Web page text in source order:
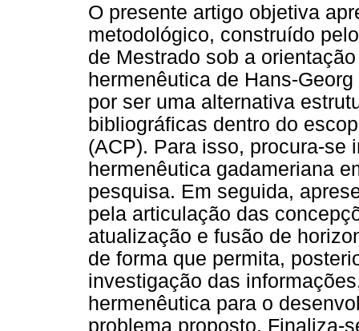
O presente artigo objetiva
metodológico, construído
de Mestrado sob a
hermenêutica de Hans-
por ser uma alternativa
bibliográficas dentro do
(ACP). Para isso, procura-se
hermenêutica gadameriana
pesquisa. Em seguida,
pela articulação das
atualização e fusão de
de forma que permita,
investigação das
hermenêutica para o
problema proposto. Finaliza-